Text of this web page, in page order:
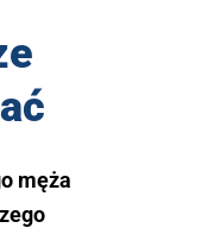
męża